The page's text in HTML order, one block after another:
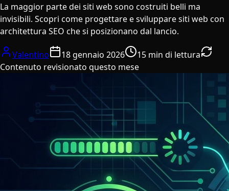
La maggior parte dei siti web sono costruiti belli ma
invisibili. Scopri come progettare e sviluppare siti web con
architettura SEO che si posizionano dal lancio.
Valentino 18 gennaio 2026
15 min di lettura
Contenuto revisionato questo mese